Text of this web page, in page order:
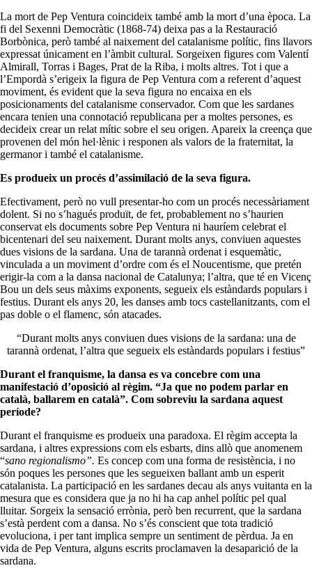
La mort de Pep Ventura coincideix també amb la mort d’una època. La
fi del Sexenni Democràtic (1868-74) deixa pas a la Restauració
Borbònica, però també al naixement del catalanisme polític, fins llavors
expressat únicament en l’àmbit cultural. Sorgeixen figures com Valentí
Almirall, Torras i Bages, Prat de la Riba, i molts altres. Tot i que a
l’Empordà s’erigeix la figura de Pep Ventura com a referent d’aquest
moviment, és evident que la seva figura no encaixa en els
posicionaments del catalanisme conservador. Com que les sardanes
encara tenien una connotació republicana per a moltes persones, es
decideix crear un relat mític sobre el seu origen. Apareix la creença que
provenen del món hel·lènic i responen als valors de la fraternitat, la
germanor i també el catalanisme.
Es produeix un procés d’assimilació de la seva figura.
Efectivament, però no vull presentar-ho com un procés necessàriament
dolent. Si no s’hagués produït, de fet, probablement no s’haurien
conservat els documents sobre Pep Ventura ni hauríem celebrat el
bicentenari del seu naixement. Durant molts anys, conviuen aquestes
dues visions de la sardana. Una de tarannà ordenat i esquemàtic,
vinculada a un moviment d’ordre com és el Noucentisme, que pretén
erigir-la com a la dansa nacional de Catalunya; l’altra, que té en Vicenç
Bou un dels seus màxims exponents, segueix els estàndards populars i
festius. Durant els anys 20, les danses amb tocs castellanitzants, com el
pas doble o el flamenc, són atacades.
“Durant molts anys conviuen dues visions de la sardana: una de
tarannà ordenat, l’altra que segueix els estàndards populars i festius”
Durant el franquisme, la dansa es va concebre com una
manifestació d’oposició al règim. “Ja que no podem parlar en
català, ballarem en català”. Com sobreviu la sardana aquest
període?
Durant el franquisme es produeix una paradoxa. El règim accepta la
sardana, i altres expressions com els esbarts, dins allò que anomenem
“sano regionalismo”. Es concep com una forma de resistència, i no
són poques les persones que les segueixen ballant amb un esperit
catalanista. La participació en les sardanes decau als anys vuitanta en la
mesura que es considera que ja no hi ha cap anhel polític pel qual
lluitar. Sorgeix la sensació errònia, però ben recurrent, que la sardana
s’està perdent com a dansa. No s’és conscient que tota tradició
evoluciona, i per tant implica sempre un sentiment de pèrdua. Ja en
vida de Pep Ventura, alguns escrits proclamaven la desaparició de la
sardana.